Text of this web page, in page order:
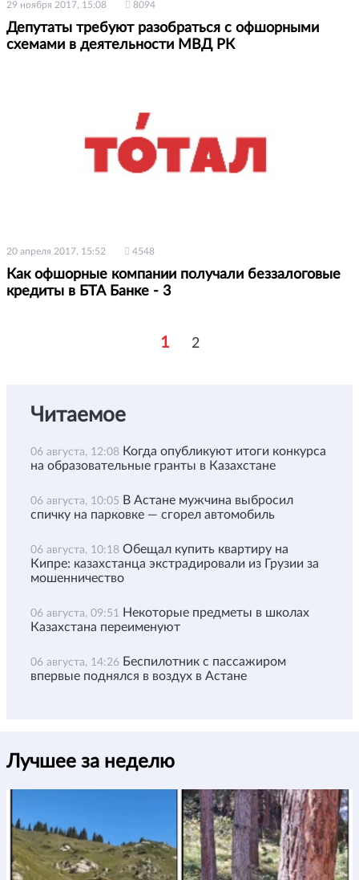
29 ноября 2017, 15:08 8094
Депутаты требуют разобраться с офшорными
схемами в деятельности МВД РК
20 апреля 2017, 15:52 4548
Как офшорные компании получали беззалоговые
кредиты в БТА Банке - 3
1 2
Читаемое
06 августа, 12:08 Когда опубликуют итоги конкурса
на образовательные гранты в Казахстане
06 августа, 10:05 В Астане мужчина выбросил
спичку на парковке — сгорел автомобиль
06 августа, 10:18 Обещал купить квартиру на
Кипре: казахстанца экстрадировали из Грузии за
мошенничество
06 августа, 09:51
Некоторые предметы в школах
Казахстана переименуют
06 августа, 14:26 Беспилотник с пассажиром
впервые поднялся в воздух в Астане
Лучшее за неделю